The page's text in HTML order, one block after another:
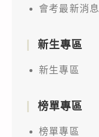
會考最新消息
新生專區
新生專區
榜單專區
榜單專區